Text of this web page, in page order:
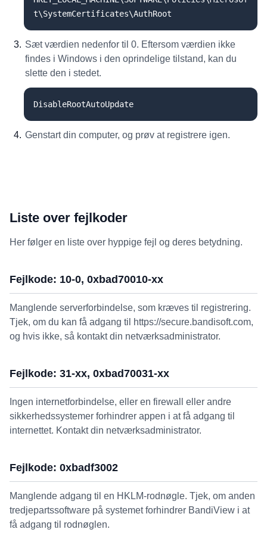
t\SystemCertificates\AuthRoot
Sæt værdien nedenfor til 0. Eftersom værdien ikke
findes i Windows i den oprindelige tilstand, kan du
slette den i stedet.
DisableRootAutoUpdate
Genstart din computer, og prøv at registrere igen.
Liste over fejlkoder
Her følger en liste over hyppige fejl og deres betydning.
Fejlkode: 10-0, 0xbad70010-xx
Manglende serverforbindelse, som kræves til registrering.
Tjek, om du kan få adgang til https://secure.bandisoft.com,
og hvis ikke, så kontakt din netværksadministrator.
Fejlkode: 31-xx, 0xbad70031-xx
Ingen internetforbindelse, eller en firewall eller andre
sikkerhedssystemer forhindrer appen i at få adgang til
internettet. Kontakt din netværksadministrator.
Fejlkode: 0xbadf3002
Manglende adgang til en HKLM-rodnøgle. Tjek, om anden
tredjepartssoftware på systemet forhindrer BandiView i at
få adgang til rodnøglen.